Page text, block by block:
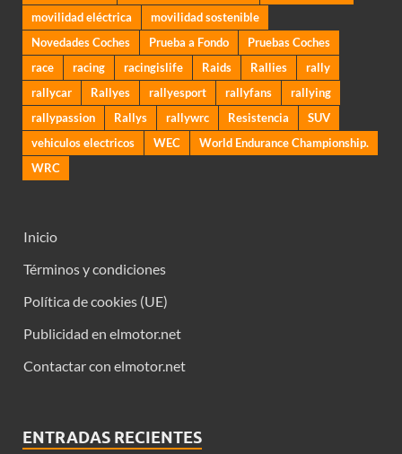
movilidad eléctrica
movilidad sostenible
Novedades Coches
Prueba a Fondo
Pruebas Coches
race
racing racingislife Raids Rallies
rally
rallycar
Rallyes rallyesport rallyfans
rallying
rallypassion
Rallys rallywrc Resistencia
SUV
vehiculos electricos
WEC
World Endurance Championship.
WRC
Inicio
Términos y condiciones
Política de cookies (UE)
Publicidad en elmotor.net
Contactar con elmotor.net
ENTRADAS RECIENTES